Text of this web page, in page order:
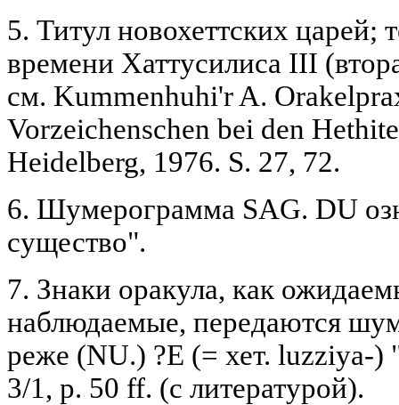
5. Титул новохеттских царей;
времени Хаттусилиса III
см. Kummenhuhi'r A.
Vorzeichenschen bei den
Heidelberg, 1976. S. 27, 72.
6. Шумерограмма SAG. DU
существо".
7. Знаки оракула, как
наблюдаемые, передаются
реже (NU.) ?Е (= хет. luzziya-)
3/1, р. 50 ff. (с литературой).